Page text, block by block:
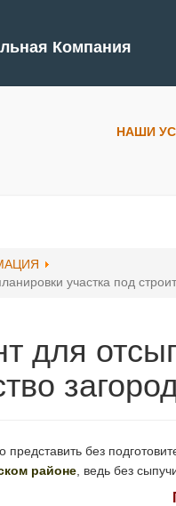
Компания
НАШИ
участка под
для
представить без
районе , ведь без